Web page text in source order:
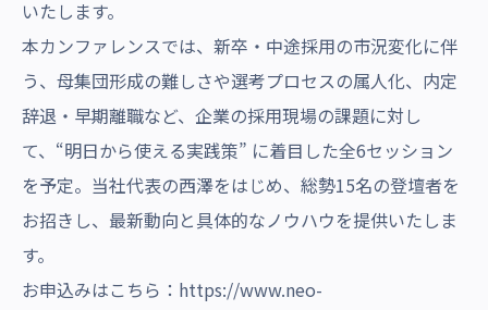
いたします。
本カンファレンスでは、新卒・中途採用の市況変化に伴
う、母集団形成の難しさや選考プロセスの属人化、内定
辞退・早期離職など、企業の採用現場の課題に対し
て、“明日から使える実践策” に着目した全6セッション
を予定。当社代表の西澤をはじめ、総勢15名の登壇者を
お招きし、最新動向と具体的なノウハウを提供いたしま
す。
お申込みはこちら： https://www.neo-